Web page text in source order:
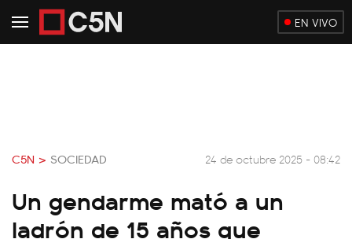
EN VIVO
C5N > SOCIEDAD 24 de octubre 2025 - 08:42
Un gendarme mató a un
ladrón de 15 años que